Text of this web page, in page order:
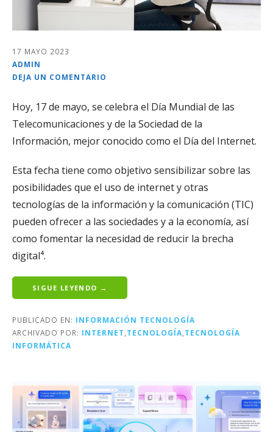
17 MAYO 2023
ADMIN
DEJA UN COMENTARIO
Hoy, 17 de mayo, se celebra el Día Mundial de las
Telecomunicaciones y de la Sociedad de la
Información, mejor conocido como el Día del Internet.
Esta fecha tiene como objetivo sensibilizar sobre las
posibilidades que el uso de internet y otras
tecnologías de la información y la comunicación (TIC)
pueden ofrecer a las sociedades y a la economía, así
como fomentar la necesidad de reducir la brecha
digital⁴.
SIGUE LEYENDO →
PUBLICADO EN: INFORMACIÓN TECNOLOGÍA
ARCHIVADO POR: INTERNET TECNOLOGÍA TECNOLOGÍA
INFORMÁTICA